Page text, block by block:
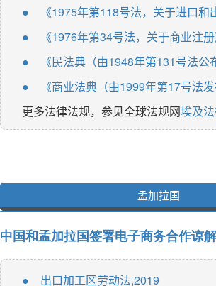
● 《1975年第118号法，关于进口和
● 《1976年第34号法，关于商业注册
● 《民法典（由1948年第131号法公
●
《商业法典（由1999年第17号法发
更多法律法规，参见全球法规网埃及法
孟加拉国
中国和孟加拉国签署电子商务合作谅
● 出口加工区劳动法,2019